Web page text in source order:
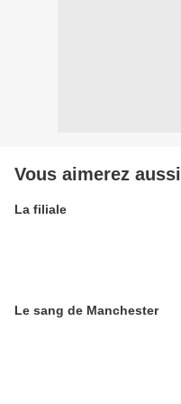
Vous aimerez aussi
La filiale
Le sang de Manchester